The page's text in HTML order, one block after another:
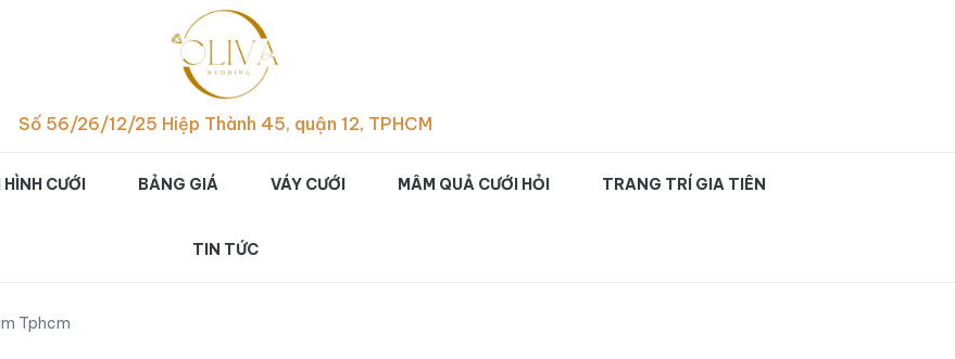
hình cưới studio đẹp chuyên nghiệp TPHCM
Số 56/26/12/25 Hiệp Thành 45, quận 12, TPHCM
CƯỚI BẢNG GIÁ VÁY CƯỚI MÂM QUẢ CƯỚI HỎI TRANG TRÍ GIA TIÊN
TIN TỨC
Tphcm